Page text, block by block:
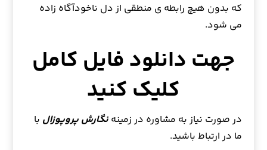
که بدون هیچ رابطه ی منطقی از دل ناخودآگاه زاده
می شود.
جهت دانلود فایل کامل
کلیک کنید
در صورت نیاز به مشاوره در زمینهنگارش پروپوزال با
ما در ارتباط باشید.